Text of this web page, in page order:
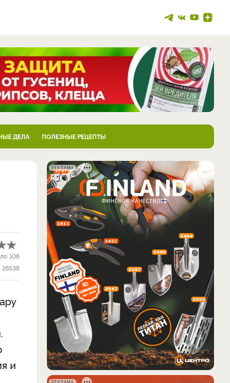
ДЕЛА ПОЛЕЗНЫЕ РЕЦЕПТЫ
106
26538
и
РЕКЛАМА
РЕКЛАМА